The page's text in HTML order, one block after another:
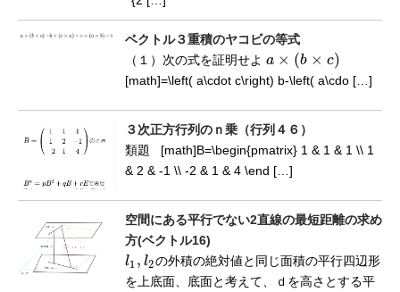
ベクトル３重積のヤコビの等式
（１）次の式を証明せよ a × (b × c)
a×(b ×c)
[math]=\left( a\cdot c\right) b-\left( a\cdo […]
３次正方行列のｎ乗（行列４６）
類題 [math]B=\begin{pmatrix} 1 & 1 & 1 \\ 1
& 2 & -1 \\ -2 & 1 & 4 \end […]
空間にある平行でない2直線の最短距離の求め
方(ベクトル16)
l1 , l2
l1 ,l 2 の外積の絶対値と同じ面積の平行四辺形
を上底面、底面と考えて、ｄを高さとする平